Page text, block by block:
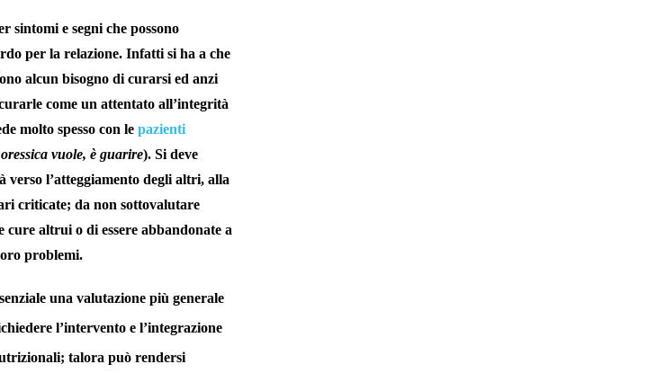
sintomi e segni che possono
per la relazione. Infatti si ha a che
alcun bisogno di curarsi ed anzi
come un attentato all’integrità
molto spesso con le pazienti
vuole, è guarire). Si deve
verso l’atteggiamento degli altri, alla
criticate; da non sottovalutare
altrui o di essere abbandonate a
problemi.
una valutazione più generale
l’intervento e l’integrazione
talora può rendersi